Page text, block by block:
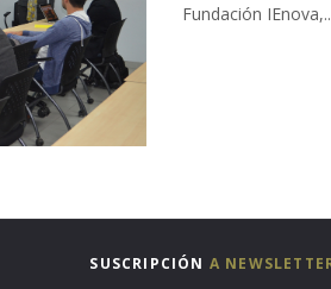
Fundación
SUSCRIPCIÓN A